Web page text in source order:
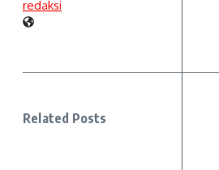
redaksi
Related Posts